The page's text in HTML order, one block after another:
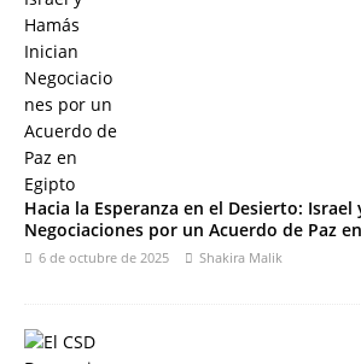
Hacia la Esperanza en el Desierto: Israel
Negociaciones por un Acuerdo de Paz
6 de octubre de 2025 Shakira Malik